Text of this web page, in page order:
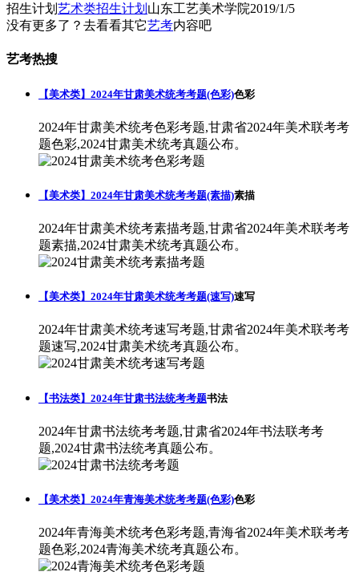
招生计划 艺术类招生计划 山东工艺美术学院2019/1/5
没有更多了？去看看其它艺考内容吧
艺考热搜
【美术类】2024年甘肃美术统考考题(色彩)色彩
2024年甘肃美术统考色彩考题,甘肃省2024年美术联考考
题色彩,2024甘肃美术统考真题公布。
【美术类】2024年甘肃美术统考考题(素描)素描
2024年甘肃美术统考素描考题,甘肃省2024年美术联考考
题素描,2024甘肃美术统考真题公布。
【美术类】2024年甘肃美术统考考题(速写)速写
2024年甘肃美术统考速写考题,甘肃省2024年美术联考考
题速写,2024甘肃美术统考真题公布。
【书法类】2024年甘肃书法统考考题书法
2024年甘肃书法统考考题,甘肃省2024年书法联考考
题,2024甘肃书法统考真题公布。
【美术类】2024年青海美术统考考题(色彩)色彩
2024年青海美术统考色彩考题,青海省2024年美术联考考
题色彩,2024青海美术统考真题公布。